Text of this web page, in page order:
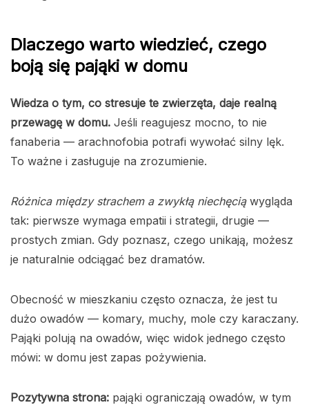
Dlaczego warto wiedzieć, czego
boją się pająki w domu
Wiedza o tym, co stresuje te zwierzęta, daje realną
przewagę w domu. Jeśli reagujesz mocno, to nie
fanaberia — arachnofobia potrafi wywołać silny lęk.
To ważne i zasługuje na zrozumienie.
Różnica między strachem a zwykłą niechęciąwygląda
tak: pierwsze wymaga empatii i strategii, drugie —
prostych zmian. Gdy poznasz, czego unikają, możesz
je naturalnie odciągać bez dramatów.
Obecność w mieszkaniu często oznacza, że jest tu
dużo owadów — komary, muchy, mole czy karaczany.
Pająki polują na owadów, więc widok jednego często
mówi: w domu jest zapas pożywienia.
Pozytywna strona: pająki ograniczają owadów, w tym